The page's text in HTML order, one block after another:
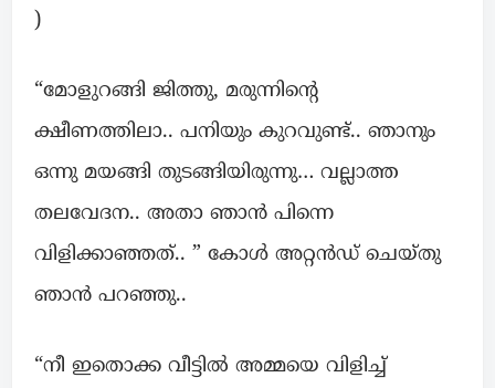
)
“മോളുറങ്ങി ജിത്തു, മരുന്നിന്റെ
ക്ഷീണത്തിലാ.. പനിയും കുറവുണ്ട്.. ഞാനും
ഒന്നു മയങ്ങി തുടങ്ങിയിരുന്നു… വല്ലാത്ത
തലവേദന.. അതാ ഞാൻ പിന്നെ
വിളിക്കാഞ്ഞത്.. ” കോൾ അറ്റൻഡ് ചെയ്തു
ഞാൻ പറഞ്ഞു..
“നീ ഇതൊക്ക വീട്ടിൽ അമ്മയെ വിളിച്ച്